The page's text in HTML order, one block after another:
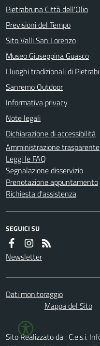
Pietrabruna Città dell'Olio
Previsioni del Tempo
Sito Valli San Lorenzo
Museo Giuseppina Guasco
I luoghi tradizionali di
Sanremo Outdoor
Informativa privacy
Note legali
Dichiarazione di accessibilità
Amministrazione trasparente
Leggi le FAQ
Segnalazione disservizio
Prenotazione appuntamento
Richiesta d'assistenza
SEGUICI SU
Newsletter
Dati monitoraggio
Mappa del Sito
Sito Realizzato da : C.e.s.i.